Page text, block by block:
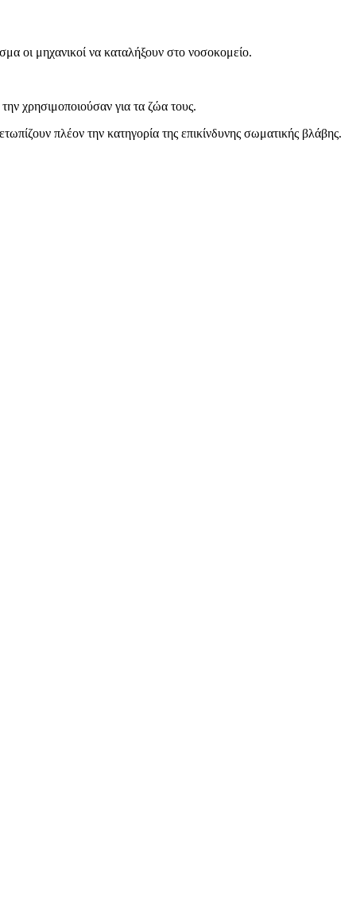
οι μηχανικοί να καταλήξουν στο νοσοκομείο.
χρησιμοποιούσαν για τα ζώα τους.
πλέον την κατηγορία της επικίνδυνης σωματικής βλάβης.